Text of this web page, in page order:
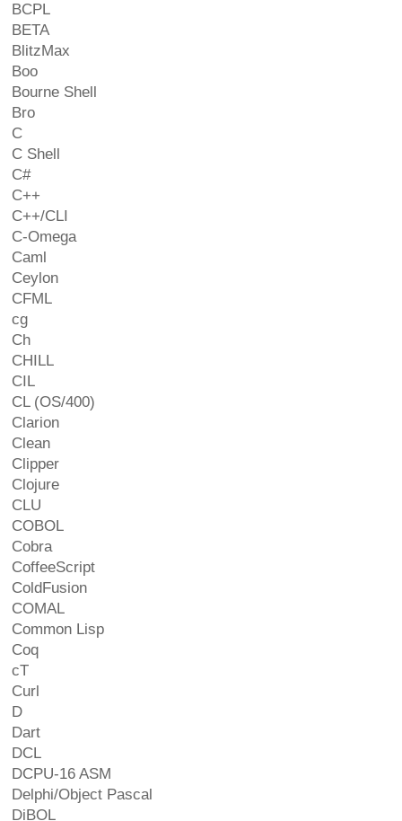
BCPL
BETA
BlitzMax
Boo
Bourne Shell
Bro
C
C Shell
C#
C++
C++/CLI
C-Omega
Caml
Ceylon
CFML
cg
Ch
CHILL
CIL
CL (OS/400)
Clarion
Clean
Clipper
Clojure
CLU
COBOL
Cobra
CoffeeScript
ColdFusion
COMAL
Common Lisp
Coq
cT
Curl
D
Dart
DCL
DCPU-16 ASM
Delphi/Object Pascal
DiBOL